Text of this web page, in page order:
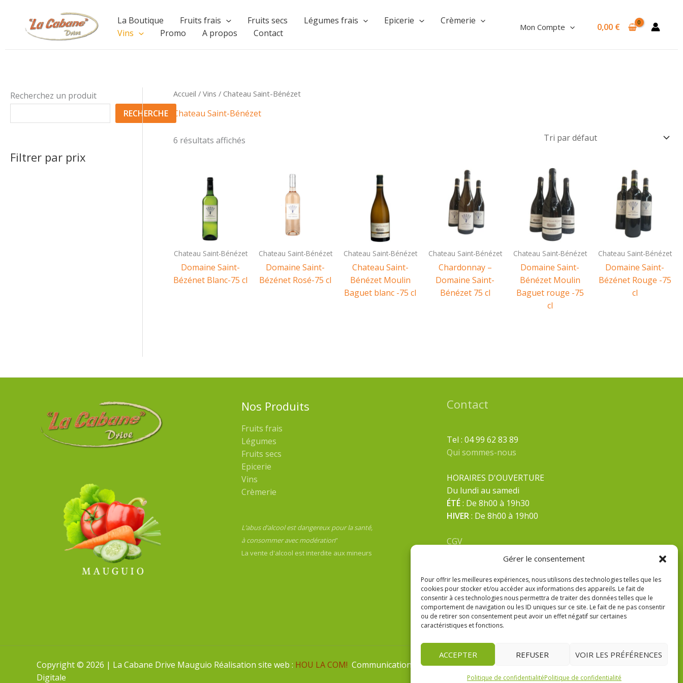
Gérer le consentement
Pour offrir les meilleures expériences, nous utilisons des technologies telles que les
cookies pour stocker et/ou accéder aux informations des appareils. Le fait de
consentir à ces technologies nous permettra de traiter des données telles que le
comportement de navigation ou les ID uniques sur ce site. Le fait de ne pas consentir
ou de retirer son consentement peut avoir un effet négatif sur certaines
caractéristiques et fonctions.
ACCEPTER REFUSER VOIR LES PRÉFÉRENCES
Politique de confidentialitéPolitique de confidentialité
contenu
La Boutique Fruits frais Fruits secs Légumes frais Epicerie
Crèmerie
Vins
Promo A propos Contact
Mon Compte 0,00 €
Recherchez un produit
RECHERCHE
Filtrer par prix
Accueil / Vins / Chateau Saint-Bénézet
Chateau Saint-Bénézet
6 résultats affichés
Chateau Saint-Bénézet
Domaine Saint-
Bézénet Blanc-75 cl
Chateau Saint-Bénézet
Domaine Saint-
Bézénet Rosé-75 cl
Chateau Saint-Bénézet
Chateau Saint-
Bénézet Moulin
Baguet blanc -75 cl
Chateau Saint-Bénézet
Chardonnay –
Domaine Saint-
Bénézet 75 cl
Chateau Saint-Bénézet
Domaine Saint-
Bénézet Moulin
Baguet rouge -75
cl
Chateau Saint-Bénézet
Domaine Saint-
Bézénet Rouge -75
cl
Nos Produits
Fruits frais
Légumes
Fruits secs
Epicerie
Vins
Crèmerie
L’abus d’alcool est dangereux pour la santé,
à consommer avec modération”
La vente d'alcool est interdite aux mineurs
Contact
Tel : 04 99 62 83 89
Qui sommes-nous
HORAIRES D'OUVERTURE
Du lundi au samedi
ÉTÉ: De 8h00 à 19h30
HIVER: De 8h00 à 19h00
CGV
Mentions Légales
Copyright © 2026 | La Cabane Drive Mauguio Réalisation site web : HOU LA COM! Communication
Digitale